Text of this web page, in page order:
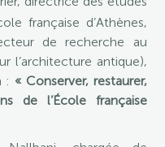
française d’Athènes,
de recherche au
l’architecture antique),
: « Conserver, restaurer,
de l’École française